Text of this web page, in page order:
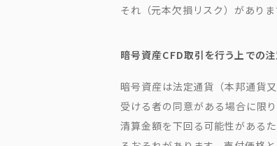
それ（元本欠損リスク）がありま
暗号資産CFD取引を行う上での
暗号資産は法定通貨（本邦通貨
受ける者の同意がある場合に限
清算金額を下回る可能性がある